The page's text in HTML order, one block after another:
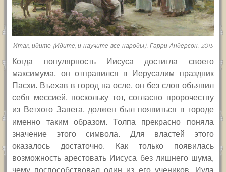
Итак, идите (Идите, и научите все народы). Гарри Андерсон. 2015
Когда популярность Иисуса достигла своего
максимума, он отправился в Иерусалим праздник
Пасхи. Въехав в город на осле, он без слов объявил
себя мессией, поскольку тот, согласно пророчеству
из Ветхого Завета, должен был появиться в городе
именно таким образом. Толпа прекрасно поняла
значение этого символа. Для властей этого
оказалось достаточно. Как только появилась
возможность арестовать Иисуса без лишнего шума,